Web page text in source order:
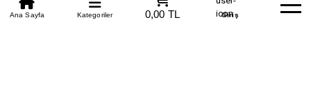
0850 305 09 70
Beden Tablosu Banka Hesapları Whatsapp Yardım
Ana Sayfa Kategoriler 0,00 TL Giriş